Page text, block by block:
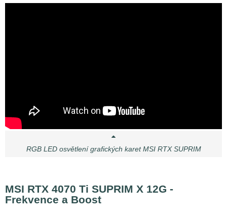
RGB LED osvětlení grafických karet MSI RTX SUPRIM
MSI RTX 4070 Ti SUPRIM X 12G -
Frekvence a Boost